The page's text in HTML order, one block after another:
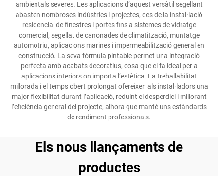
ambientals severes. Les aplicacions d’aquest versàtil segellant
abasten nombroses indústries i projectes, des de la instal·lació
residencial de finestres i portes fins a sistemes de vidratge
comercial, segellat de canonades de climatització, muntatge
automotriu, aplicacions marines i impermeabilització general en
construcció. La seva fórmula pintable permet una integració
perfecta amb acabats decoratius, cosa que el fa ideal per a
aplicacions interiors on importa l’estètica. La treballabilitat
millorada i el temps obert prolongat ofereixen als instal·ladors una
major flexibilitat durant l’aplicació, reduint el desperdici i millorant
l’eficiència general del projecte, alhora que manté uns estàndards
de rendiment professionals.
Els nous llançaments de
productes